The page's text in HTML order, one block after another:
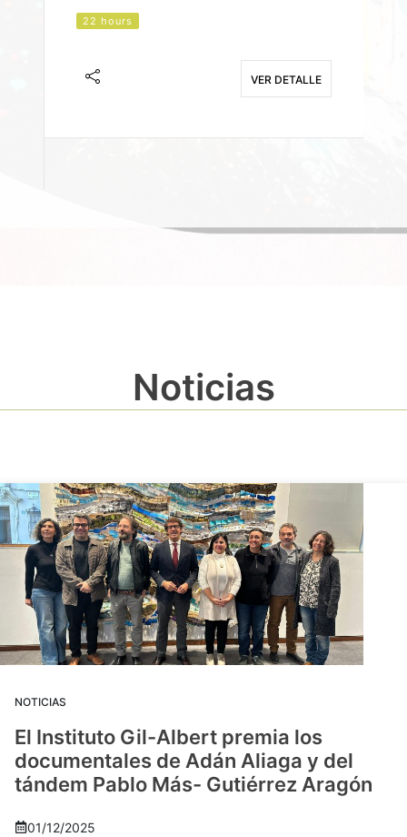
22 hours
VER DETALLE
Noticias
NOTICIAS
El Instituto Gil-Albert premia los
documentales de Adán Aliaga y del
tándem Pablo Más- Gutiérrez Aragón
01/12/2025